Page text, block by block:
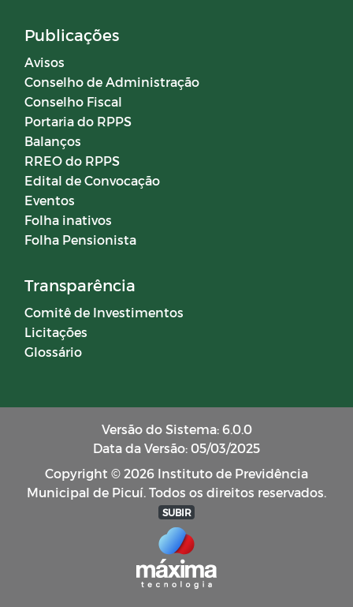
Publicações
Avisos
Conselho de Administração
Conselho Fiscal
Portaria do RPPS
Balanços
RREO do RPPS
Edital de Convocação
Eventos
Folha inativos
Folha Pensionista
Transparência
Comitê de Investimentos
Licitações
Glossário
Versão do Sistema: 6.0.0
Data da Versão: 05/03/2025
Copyright © 2026 Instituto de Previdência
Municipal de Picuí. Todos os direitos reservados.
SUBIR